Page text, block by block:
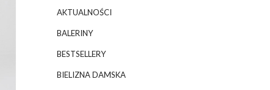
AKTUALNOŚCI
BALERINY
BESTSELLERY
BIELIZNA DAMSKA